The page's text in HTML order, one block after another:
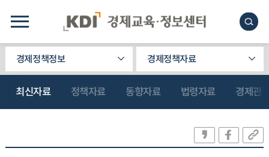
경제정책정보 경제정책자료
최신자료 정책자료 동향자료 법령자료 경제관